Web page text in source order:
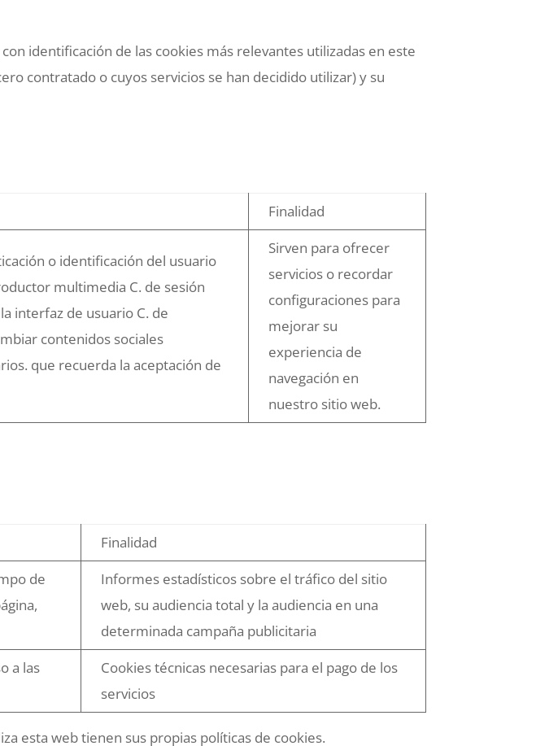
identificación de las cookies más relevantes utilizadas en este
contratado o cuyos servicios se han decidido utilizar) y su
Finalidad
o identificación del usuario
multimedia C. de sesión
interfaz de usuario C. de
contenidos sociales
que recuerda la aceptación de
Sirven para ofrecer
servicios o recordar
configuraciones para
mejorar su
experiencia de
navegación en
nuestro sitio web.
Finalidad
de
Informes estadísticos sobre el tráfico del sitio
web, su audiencia total y la audiencia en una
determinada campaña publicitaria
a las
Cookies técnicas necesarias para el pago de los
servicios
esta web tienen sus propias políticas de cookies.